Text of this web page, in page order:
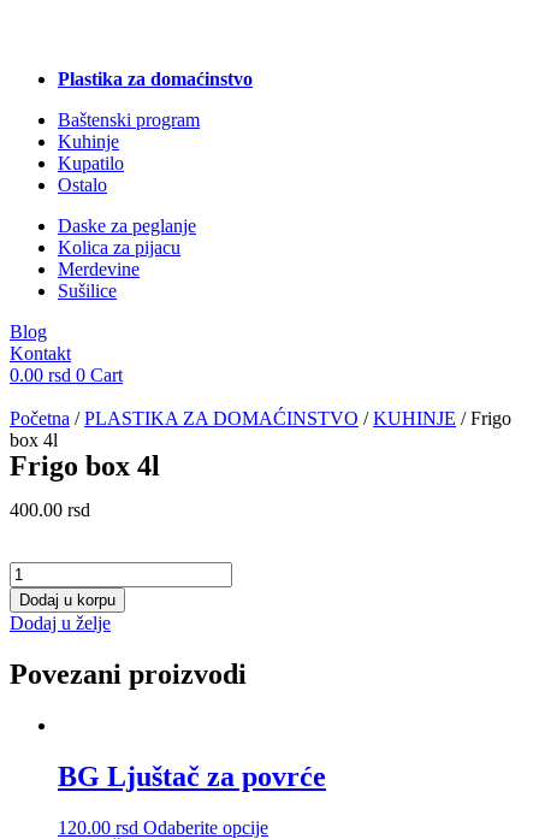
Plastika za domaćinstvo
Baštenski program
Kuhinje
Kupatilo
Ostalo
Daske za peglanje
Kolica za pijacu
Merdevine
Sušilice
Blog
Kontakt
0.00 rsd 0 Cart
Početna /PLASTIKA ZA DOMAĆINSTVO /KUHINJE / Frigo
box 4l
Frigo box 4l
400.00 rsd
Frigo
box
4l
količina
Dodaj u korpu
Dodaj u želje
Povezani proizvodi
BG Ljuštač za povrće
120.00 rsd Odaberite opcijeOvaj